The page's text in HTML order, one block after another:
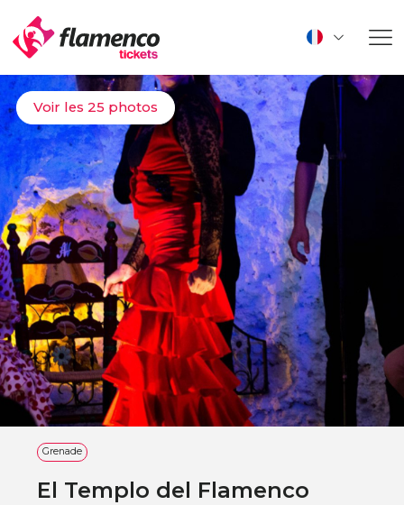
Voir les 25 photos
Grenade
El Templo del Flamenco